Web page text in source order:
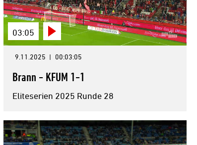
03:05
9.11.2025 | 00:03:05
Brann - KFUM 1-1
Eliteserien 2025 Runde 28